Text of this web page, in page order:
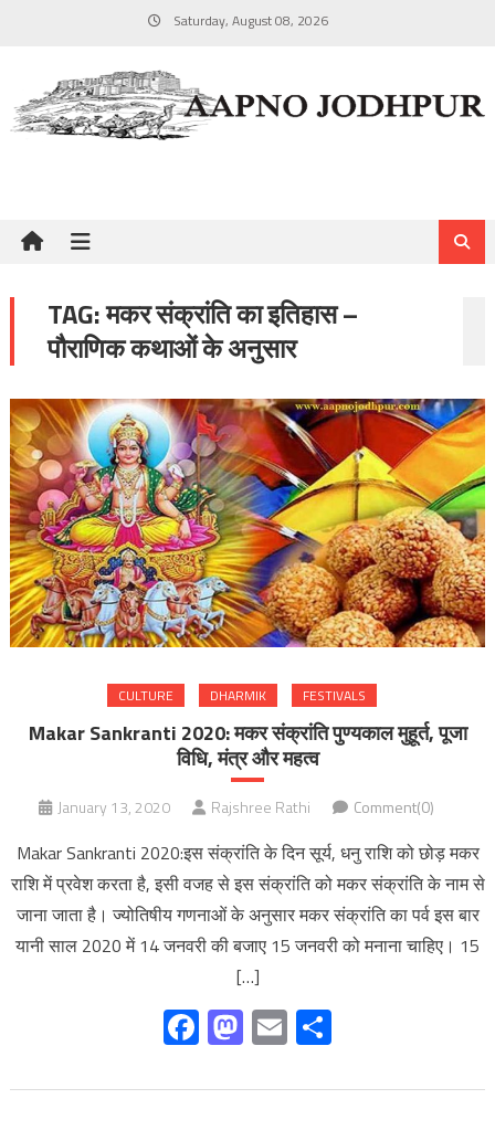
Saturday, August 08, 2026
TAG:मकर संक्रांति का इतिहास –
पौराणिक कथाओं के अनुसार
CULTURE DHARMIK FESTIVALS
Makar Sankranti 2020: मकर संक्रांति पुण्यकाल मुहूर्त, पूजा
विधि, मंत्र और महत्व
January 13, 2020 Rajshree Rathi Comment(0)
Makar Sankranti 2020:इस संक्रांति के दिन सूर्य, धनु राशि को छोड़ मकर
राशि में प्रवेश करता है, इसी वजह से इस संक्रांति को मकर संक्रांति के नाम से
जाना जाता है। ज्योतिषीय गणनाओं के अनुसार मकर संक्रांति का पर्व इस बार
यानी साल 2020 में 14 जनवरी की बजाए 15 जनवरी को मनाना चाहिए। 15
[…]
Facebook
Mastodon
Email